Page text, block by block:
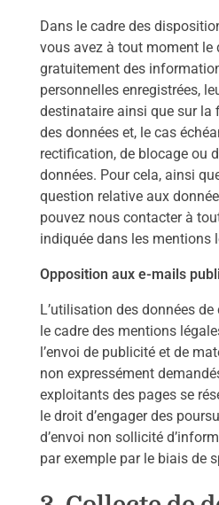
Dans le cadre des
vous avez à tout moment le
gratuitement des
personnelles enregistrées,
destinataire ainsi que sur la
des données et, le cas
rectification, de blocage ou
données. Pour cela, ainsi
question relative aux
pouvez nous contacter à
indiquée dans les mentions
Opposition aux e-mails
L’utilisation des données
le cadre des mentions
l’envoi de publicité et de
non expressément
exploitants des pages se
le droit d’engager des
d’envoi non sollicité
par exemple par le biais de